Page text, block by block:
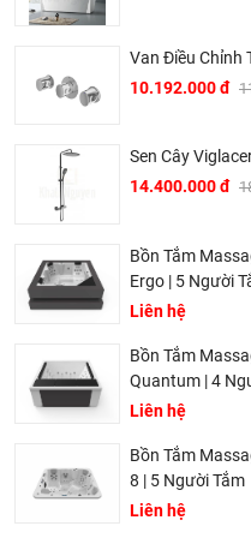
Thông số kỹ thuật chi
Loại bồn:
Bồn tắm xây
lắp đặt âm)
Kích thước phủ bì: 1505
Kích thước lòng trong
390 mm
Kích thước bồn xây
Van Điều Chỉnh
10.192.000 đ
Sen Cây
14.400.000 đ
Bồn Tắm
Ergo | 5 Người
Liên hệ
Bồn Tắm
Quantum | 4
Liên hệ
Bồn Tắm
8 | 5 Người Tắm
Liên hệ